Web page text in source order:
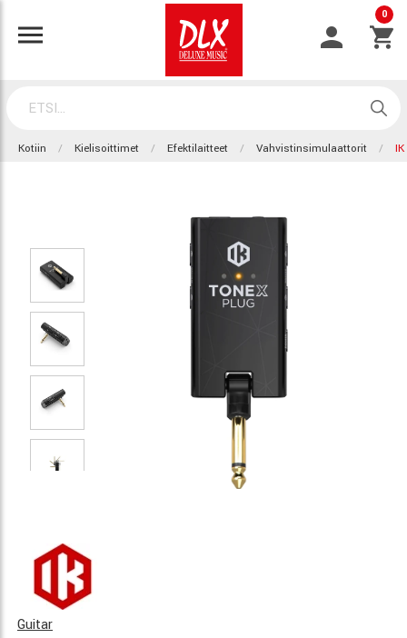
0
Kotiin Kielisoittimet Efektilaitteet Vahvistinsimulaattorit IK
Guitar